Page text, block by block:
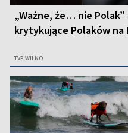
„Ważne, że… nie
krytykujące Polaków na
TVP WILNO